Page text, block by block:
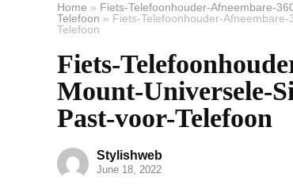
Home » Fiets-Telefoonhouder-Afneembare-
Telefoon » Fiets-Telefoonhouder-
Telefoon
Fiets-
Mount-Universele-
Past-voor-Telefoon
Stylishweb
June 18, 2022